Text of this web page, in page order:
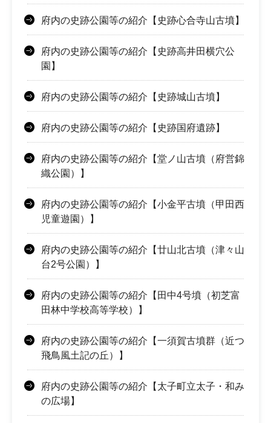
府内の史跡公園等の紹介【史跡心合寺山古墳】
府内の史跡公園等の紹介【史跡高井田横穴公
園】
府内の史跡公園等の紹介【史跡城山古墳】
府内の史跡公園等の紹介【史跡国府遺跡】
府内の史跡公園等の紹介【堂ノ山古墳（府営錦
織公園）】
府内の史跡公園等の紹介【小金平古墳（甲田西
児童遊園）】
府内の史跡公園等の紹介【廿山北古墳（津々山
台2号公園）】
府内の史跡公園等の紹介【田中4号墳（初芝富
田林中学校高等学校）】
府内の史跡公園等の紹介【一須賀古墳群（近つ
飛鳥風土記の丘）】
府内の史跡公園等の紹介【太子町立太子・和み
の広場】